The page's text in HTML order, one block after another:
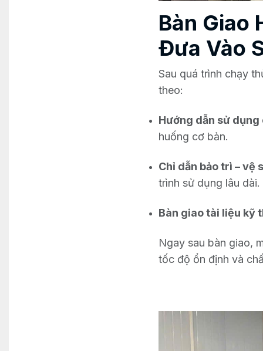
Bàn Giao
Đưa Vào
Sau quá trình chạy
theo:
Hướng dẫn sử
huống cơ bản.
Chỉ dẫn bảo trì – vệ
trình sử dụng lâu dài.
Bàn giao tài liệu kỹ
Ngay sau bàn giao,
tốc độ ổn định và